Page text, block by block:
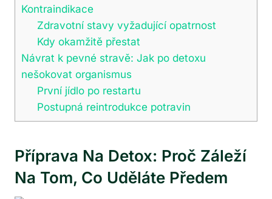
Kontraindikace
Zdravotní stavy vyžadující opatrnost
Kdy okamžitě přestat
Návrat k pevné stravě: Jak po detoxu
nešokovat organismus
První jídlo po restartu
Postupná reintrodukce potravin
Příprava Na Detox: Proč Záleží
Na Tom, Co Uděláte Předem